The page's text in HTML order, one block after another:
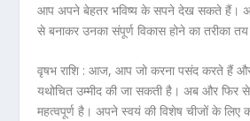
आप अपने बेहतर भविष्य के सपने देख सकते हैं।
से बनाकर उनका संपूर्ण विकास होने का तरीका
वृषभ राशि :आज, आप जो करना पसंद करते हैं
यथोचित उम्मीद की जा सकती है। अब और फिर
महत्वपूर्ण है। अपने स्वयं की विशेष चीजों के लिए